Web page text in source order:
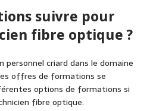
suivre pour
fibre optique ?
personnel criard dans le domaine
offres de formations se
options de formations si
fibre optique.